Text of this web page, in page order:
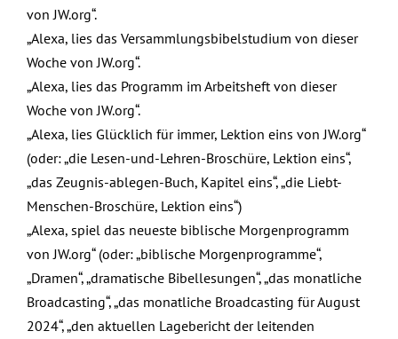
von JW.org“.
„Alexa, lies das Versammlungsbibelstudium von dieser
Woche von JW.org“.
„Alexa, lies das Programm im Arbeitsheft von dieser
Woche von JW.org“.
„Alexa, lies Glücklich für immer, Lektion eins von JW.org“
(oder: „die Lesen-und-Lehren-Broschüre, Lektion eins“,
„das Zeugnis-ablegen-Buch, Kapitel eins“, „die Liebt-
Menschen-Broschüre, Lektion eins“)
„Alexa, spiel das neueste biblische Morgenprogramm
von JW.org“ (oder: „biblische Morgenprogramme“,
„Dramen“, „dramatische Bibellesungen“, „das monatliche
Broadcasting“, „das monatliche Broadcasting für August
2024“, „den aktuellen Lagebericht der leitenden